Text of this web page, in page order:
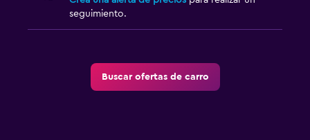
seguimiento.
Buscar ofertas de carro